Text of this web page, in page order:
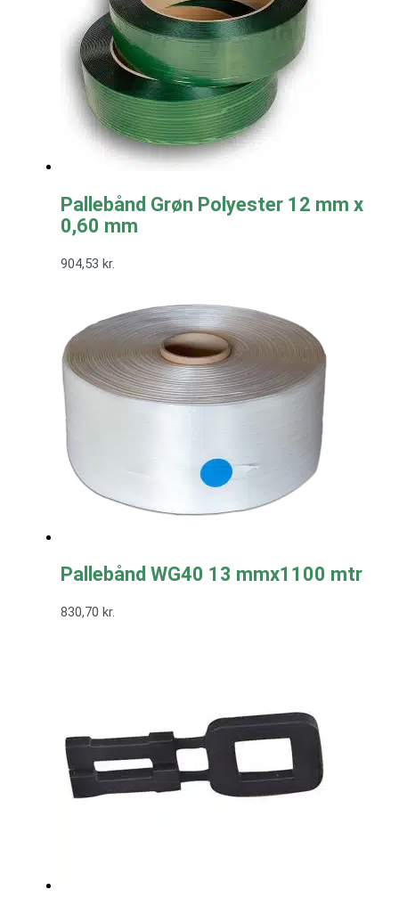
Pallebånd Grøn Polyester 12 mm x
0,60 mm
904,53 kr.
Pallebånd WG40 13 mmx1100 mtr
830,70 kr.